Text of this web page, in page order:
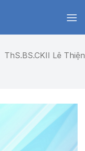
ThS.BS.CKII Lê Thiện